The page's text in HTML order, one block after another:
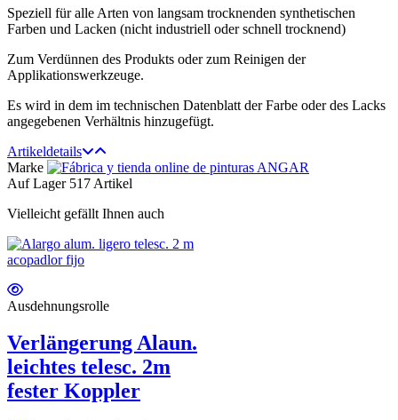
Speziell für alle Arten von langsam trocknenden synthetischen
Farben und Lacken (nicht industriell oder schnell trocknend)
Zum Verdünnen des Produkts oder zum Reinigen der
Applikationswerkzeuge.
Es wird in dem im technischen Datenblatt der Farbe oder des Lacks
angegebenen Verhältnis hinzugefügt.
Artikeldetails
Marke
Auf Lager 517 Artikel
Vielleicht gefällt Ihnen auch
Ausdehnungsrolle
Verlängerung Alaun.
leichtes telesc. 2m
fester Koppler